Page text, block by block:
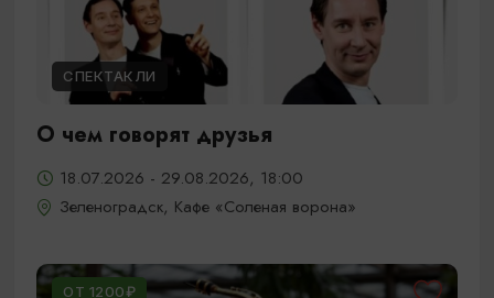
СПЕКТАКЛИ
О чем говорят друзья
18.07.2026 - 29.08.2026, 18:00
Зеленоградск, Кафе «Соленая ворона»
ОТ 1200₽